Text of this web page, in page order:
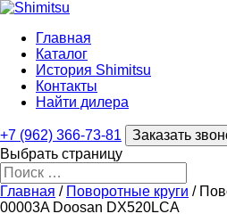
Главная
Каталог
История Shimitsu
Контакты
Найти дилера
+7 (962) 366-73-81
Заказать
Выбрать страницу
Главная / Поворотные круги /
00003A Doosan DX520LCA